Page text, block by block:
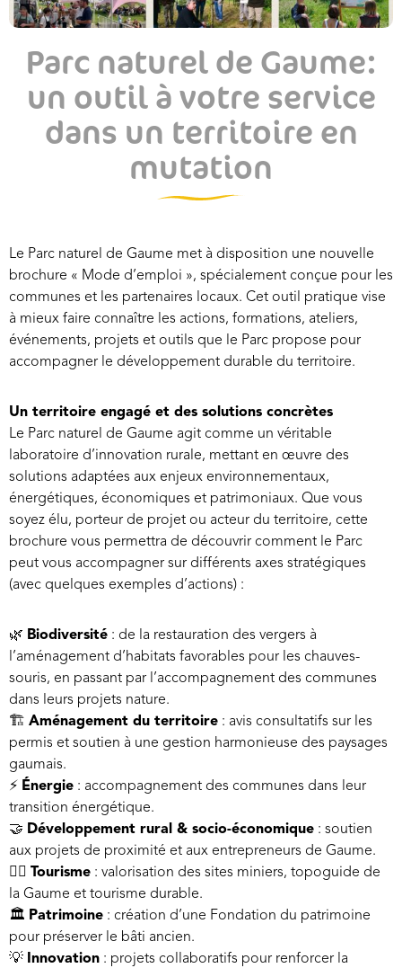
Parc naturel de Gaume:
un outil à votre service
dans un territoire en
mutation
Le Parc naturel de Gaume met à disposition une nouvelle
brochure « Mode d’emploi », spécialement conçue pour les
communes et les partenaires locaux. Cet outil pratique vise
à mieux faire connaître les actions, formations, ateliers,
événements, projets et outils que le Parc propose pour
accompagner le développement durable du territoire.
Un territoire engagé et des solutions concrètes
Le Parc naturel de Gaume agit comme un véritable
laboratoire d’innovation rurale, mettant en œuvre des
solutions adaptées aux enjeux environnementaux,
énergétiques, économiques et patrimoniaux. Que vous
soyez élu, porteur de projet ou acteur du territoire, cette
brochure vous permettra de découvrir comment le Parc
peut vous accompagner sur différents axes stratégiques
(avec quelques exemples d’actions) :
🌿 Biodiversité : de la restauration des vergers à
l’aménagement d’habitats favorables pour les chauves-
souris, en passant par l’accompagnement des communes
dans leurs projets nature.
🏗️ Aménagement du territoire : avis consultatifs sur les
permis et soutien à une gestion harmonieuse des paysages
gaumais.
⚡ Énergie : accompagnement des communes dans leur
transition énergétique.
🤝 Développement rural & socio-économique : soutien
aux projets de proximité et aux entrepreneurs de Gaume.
🚶‍♂️ Tourisme : valorisation des sites miniers, topoguide de
la Gaume et tourisme durable.
🏛️ Patrimoine : création d’une Fondation du patrimoine
pour préserver le bâti ancien.
💡 Innovation : projets collaboratifs pour renforcer la